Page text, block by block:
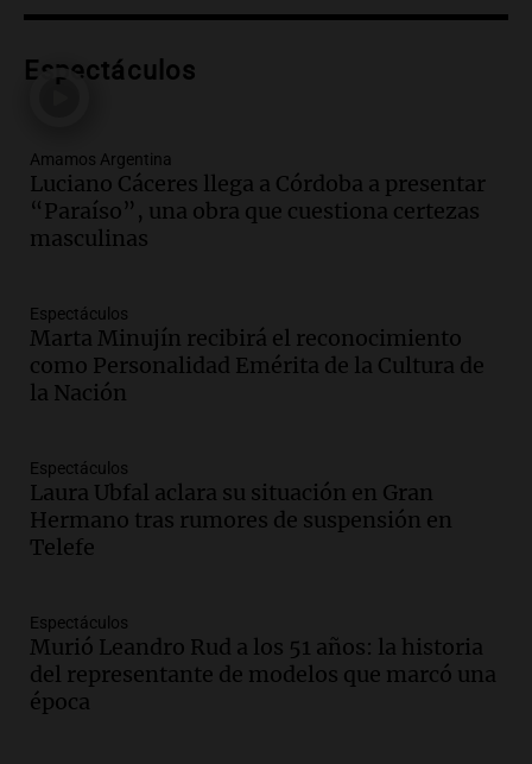
Episodios
mercadería extranjera en control
Audio.Mujer de 92 años fallece
mientras esperaba cobrar su jubilación
en San Luis
Audio.
Detienen a Sergio Fárez por
abuso sexual: juicio programado para
diciembre de 2025
Panorama Federal
Audio.
convocan marcha por justicia tras su
trágica muerte en Villa Mercedes
Panorama Federal
Audio.
Novalí finalizan y se normaliza el
suministro de agua en San Luis
Panorama Federal
Espectáculos
Amamos Argentina
Luciano Cáceres llega a Córdoba a presentar
“Paraíso”, una obra que cuestiona certezas
masculinas
Espectáculos
Marta Minujín recibirá el reconocimiento
como Personalidad Emérita de la Cultura de
la Nación
Espectáculos
Laura Ubfal aclara su situación en Gran
Hermano tras rumores de suspensión en
Telefe
Espectáculos
Murió Leandro Rud a los 51 años: la historia
del representante de modelos que marcó una
época